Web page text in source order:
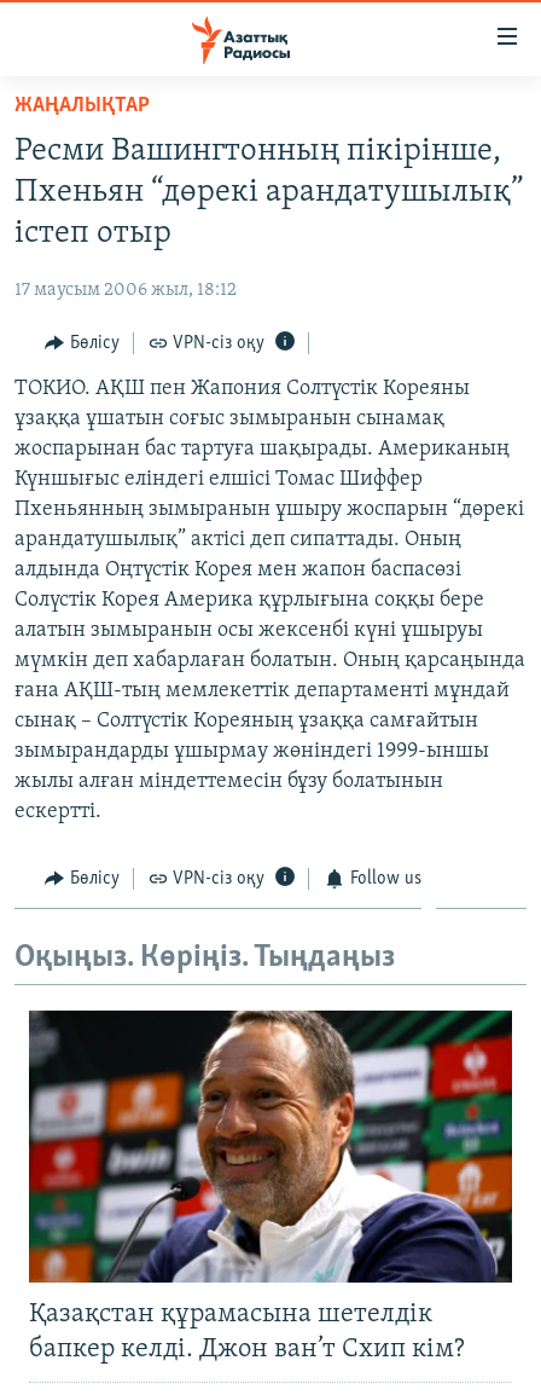
Skip
main
content
Skip
to
main
Navigation
Search
АДАМ ҚҰҚЫҚТАРЫ
ӘЛЕУМЕТ
ӘЛЕМ
АРНАЙЫ ЖОБАЛАР
Русский
ЖАЗЫЛЫҢЫЗ
Басқа тілдерде
ЖАҢАЛЫҚТАР
Ресми Вашингтонның пікірінше,
Пхеньян “дөрекі арандатушылық”
істеп отыр
17 маусым 2006 жыл, 18:12
Бөлісу VPN-сіз оқу
ТОКИО. АҚШ пен Жапония Солтүстік Кореяны
ұзаққа ұшатын соғыс зымыранын сынамақ
жоспарынан бас тартуға шақырады. Американың
Күншығыс еліндегі елшісі Томас Шиффер
Пхеньянның зымыранын ұшыру жоспарын “дөрекі
арандатушылық” актісі деп сипаттады. Оның
алдында Оңтүстік Корея мен жапон баспасөзі
Солүстік Корея Америка құрлығына соққы бере
алатын зымыранын осы жексенбі күні ұшыруы
мүмкін деп хабарлаған болатын. Оның қарсаңында
ғана АҚШ-тың мемлекеттік департаменті мұндай
сынақ – Солтүстік Кореяның ұзаққа самғайтын
зымырандарды ұшырмау жөніндегі 1999-ыншы
жылы алған міндеттемесін бұзу болатынын
ескертті.
Бөлісу VPN-сіз оқу Follow us
Оқыңыз. Көріңіз. Тыңдаңыз
Қазақстан құрамасына шетелдік
бапкер келді. Джон ван’т Схип кім?